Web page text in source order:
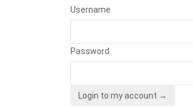
Username
Password
Login to my account →